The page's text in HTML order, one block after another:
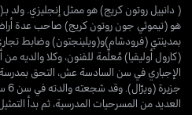
( دانييل روتون كريج) هو ممثل إنجليزي. ولد
هو (تيموثي جون روتون كريج) صاحب عدة
بمدينتيّ (فرودشام)و(ويلينجتون) وضابط تجاري
(كارول أوليفيا) مُعلِّمة للفنون، وكلا والديه
الإجباري في سن السادسة عش، التحق
العديد من المسرحيات المدرسية، ثم بدأ